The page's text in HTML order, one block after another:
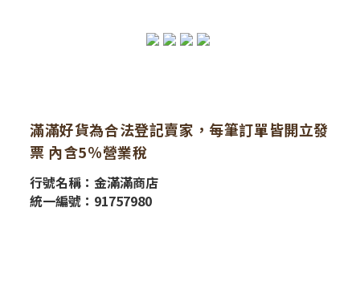
滿滿好貨為合法登記賣家，每筆訂單皆開立發
票 內含5％營業稅
行號名稱：金滿滿商店
統一編號：91757980